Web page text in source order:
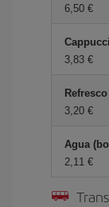
6,50 €
3,83 €
3,20 €
Agua
2,11 €